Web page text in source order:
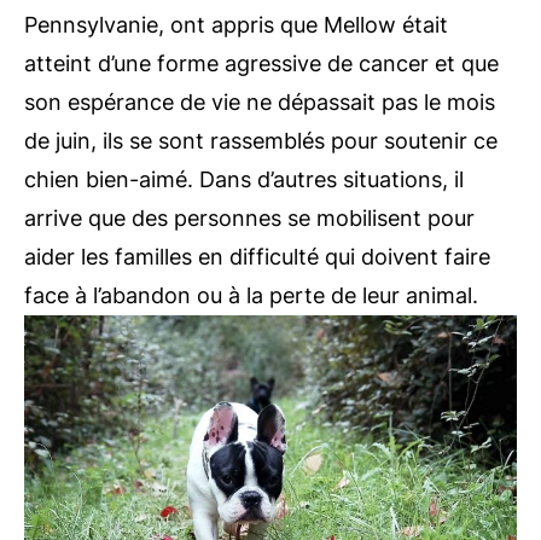
Pennsylvanie, ont appris que Mellow était
atteint d’une forme agressive de cancer et que
son espérance de vie ne dépassait pas le mois
de juin, ils se sont rassemblés pour soutenir ce
chien bien-aimé. Dans d’autres situations, il
arrive que des personnes se mobilisent pour
aider les familles en difficulté qui doivent faire
face à l’abandon ou à la perte de leur animal.